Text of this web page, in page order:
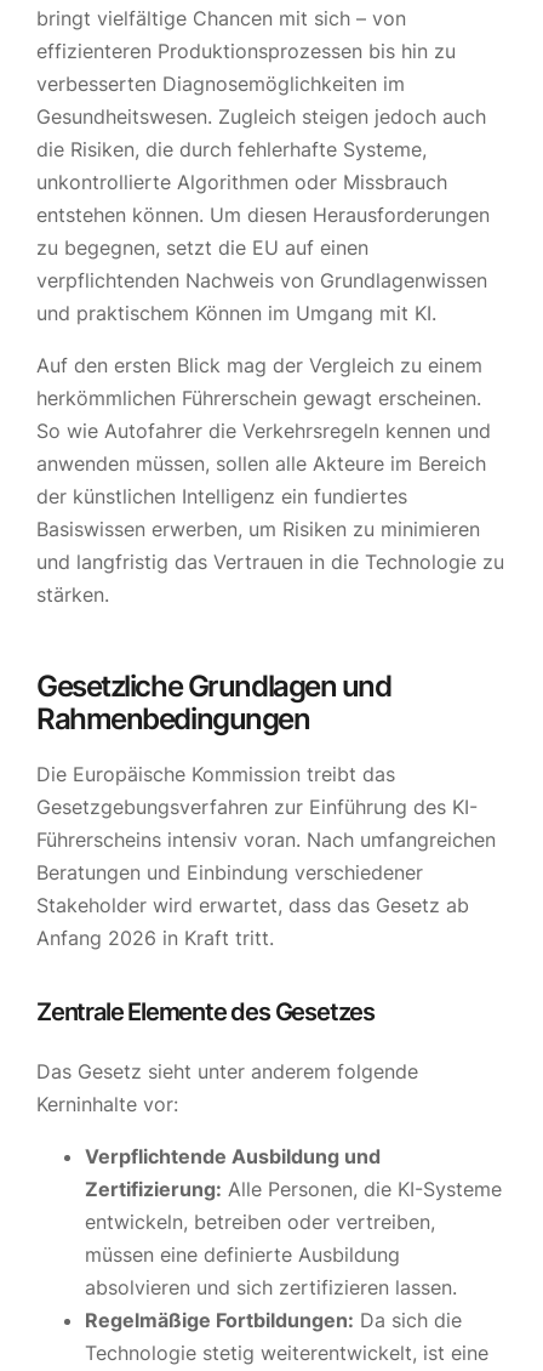
bringt vielfältige Chancen mit sich – von
effizienteren Produktionsprozessen bis hin zu
verbesserten Diagnosemöglichkeiten im
Gesundheitswesen. Zugleich steigen jedoch auch
die Risiken, die durch fehlerhafte Systeme,
unkontrollierte Algorithmen oder Missbrauch
entstehen können. Um diesen Herausforderungen
zu begegnen, setzt die EU auf einen
verpflichtenden Nachweis von Grundlagenwissen
und praktischem Können im Umgang mit KI.
Auf den ersten Blick mag der Vergleich zu einem
herkömmlichen Führerschein gewagt erscheinen.
So wie Autofahrer die Verkehrsregeln kennen und
anwenden müssen, sollen alle Akteure im Bereich
der künstlichen Intelligenz ein fundiertes
Basiswissen erwerben, um Risiken zu minimieren
und langfristig das Vertrauen in die Technologie zu
stärken.
Gesetzliche Grundlagen und
Rahmenbedingungen
Die Europäische Kommission treibt das
Gesetzgebungsverfahren zur Einführung des KI-
Führerscheins intensiv voran. Nach umfangreichen
Beratungen und Einbindung verschiedener
Stakeholder wird erwartet, dass das Gesetz ab
Anfang 2026 in Kraft tritt.
Zentrale Elemente des Gesetzes
Das Gesetz sieht unter anderem folgende
Kerninhalte vor:
Verpflichtende Ausbildung und
Zertifizierung: Alle Personen, die KI-Systeme
entwickeln, betreiben oder vertreiben,
müssen eine definierte Ausbildung
absolvieren und sich zertifizieren lassen.
Regelmäßige Fortbildungen: Da sich die
Technologie stetig weiterentwickelt, ist eine